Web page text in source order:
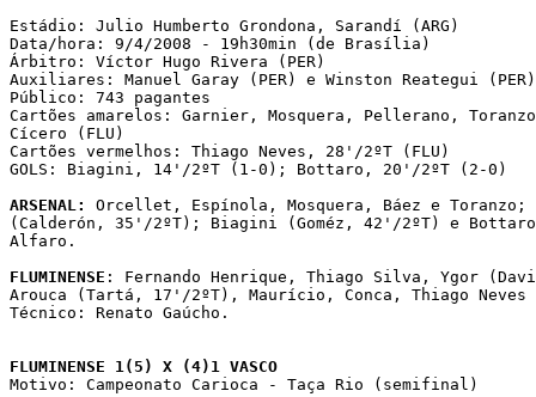
Estádio: Julio Humberto Grondona, Sarandí (ARG)
Data/hora: 9/4/2008 - 19h30min (de Brasília)
Árbitro: Víctor Hugo Rivera (PER)
Auxiliares: Manuel Garay (PER) e Winston Reategui (PER)
Público: 743 pagantes
Cartões amarelos: Garnier, Mosquera, Pellerano,
Cícero (FLU)
Cartões vermelhos: Thiago Neves, 28'/2ºT (FLU)
GOLS: Biagini, 14'/2ºT (1-0); Bottaro, 20'/2ºT (2-0)
ARSENAL:
Orcellet, Espínola, Mosquera, Báez e
(Calderón, 35'/2ºT); Biagini (Goméz, 42'/2ºT) e
Alfaro.
FLUMINENSE : Fernando Henrique, Thiago Silva, Ygor
Arouca (Tartá, 17'/2ºT), Maurício, Conca, Thiago
Técnico: Renato Gaúcho.
FLUMINENSE 1(5) X (4)1 VASCO
Motivo: Campeonato Carioca - Taça Rio (semifinal)